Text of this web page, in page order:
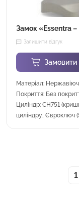
Замок «Essentra
Залишити відгук
Замовити
Матеріал:
Покриття: Без
Циліндр: CH751
циліндру, Євроключ
1